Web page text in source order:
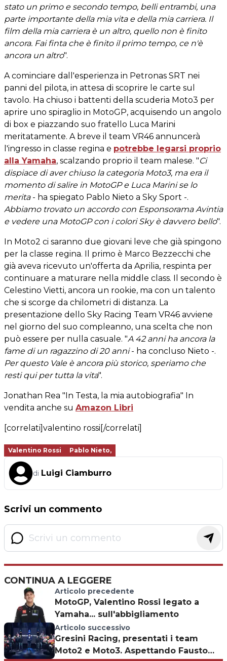
stato un primo e secondo tempo, belli entrambi, una
parte importante della mia vita e della mia carriera. Il
film della mia carriera è un altro, quello non è finito
ancora. Fai finta che è finito il primo tempo, ce n'è
ancora un altro".
A cominciare dall'esperienza in Petronas SRT nei
panni del pilota, in attesa di scoprire le carte sul
tavolo. Ha chiuso i battenti della scuderia Moto3 per
aprire uno spiraglio in MotoGP, acquisendo un angolo
di box e piazzando suo fratello Luca Marini
meritatamente. A breve il team VR46 annuncerà
l'ingresso in classe regina e potrebbe legarsi proprio
alla Yamaha, scalzando proprio il team malese. "Ci
dispiace di aver chiuso la categoria Moto3, ma era il
momento di salire in MotoGP e Luca Marini se lo
merita- ha spiegato Pablo Nieto a Sky Sport -.
Abbiamo trovato un accordo con Esponsorama Avintia
e vedere una MotoGP con i colori Sky è davvero bello".
In Moto2 ci saranno due giovani leve che già spingono
per la classe regina. Il primo è Marco Bezzecchi che
già aveva ricevuto un'offerta da Aprilia, respinta per
continuare a maturare nella middle class. Il secondo è
Celestino Vietti, ancora un rookie, ma con un talento
che si scorge da chilometri di distanza. La
presentazione dello Sky Racing Team VR46 avviene
nel giorno del suo compleanno, una scelta che non
può essere per nulla casuale. "A 42 anni ha ancora la
fame di un ragazzino di 20 anni- ha concluso Nieto -.
Per questo Vale è ancora più storico, speriamo che
resti qui per tutta la vita".
Jonathan Rea "In Testa, la mia autobiografia" In
vendita anche su Amazon Libri
[correlati]valentino rossi[/correlati]
Valentino Rossi Pablo Nieto,
di Luigi Ciamburro
Scrivi un commento
CONTINUA A LEGGERE
Articolo precedente
MotoGP, Valentino Rossi legato a
Yamaha... sull'abbigliamento
Articolo successivo
Gresini Racing, presentati i team
Moto2 e Moto3. Aspettando Fausto